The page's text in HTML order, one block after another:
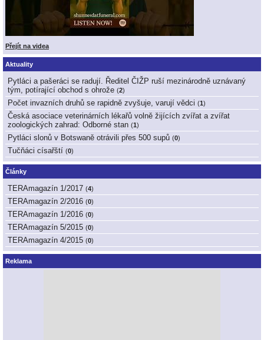
Přejít na videa
Aktuality
Pytláci a pašeráci se radují. Ředitel ČIŽP ruší mezinárodně uznávaný
tým, potírající obchod s ohrože (2)
Počet invazních druhů se rapidně zvyšuje, varují vědci (1 )
Česká asociace veterinárních lékařů volně žijících zvířat a zvířat
zoologických zahrad: Odborné stan (1 )
Pytláci slonů v Botswaně otrávili přes 500 supů (0)
Tučňáci císařští (0)
Články
TERAmagazín 1/2017 (4)
TERAmagazín 2/2016 (0)
TERAmagazín 1/2016 (0)
TERAmagazín 5/2015 (0)
TERAmagazín 4/2015 (0)
Reklama